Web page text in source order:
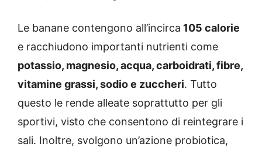
Le banane contengono all’incirca 105 calorie
e racchiudono importanti nutrienti come
potassio, magnesio, acqua, carboidrati, fibre,
vitamine grassi, sodio e zuccheri. Tutto
questo le rende alleate soprattutto per gli
sportivi, visto che consentono di reintegrare i
sali. Inoltre, svolgono un’azione probiotica,